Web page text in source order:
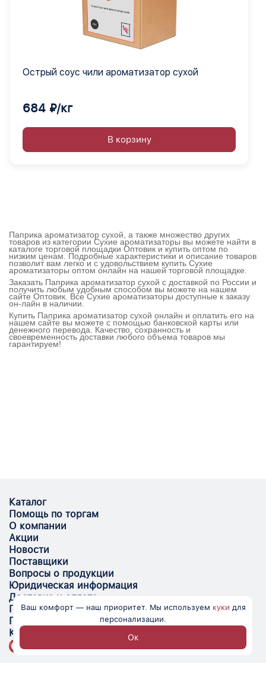
Острый соус чили ароматизатор сухой
684 ₽/кг
В корзину
Паприка ароматизатор сухой, а также множество других
товаров из категории Сухие ароматизаторы вы можете найти в
каталоге торговой площадки Оптовик и купить оптом по
низким ценам. Подробные характеристики и описание товаров
позволит вам легко и с удовольствием купить Сухие
ароматизаторы оптом онлайн на нашей торговой площадке.
Заказать Паприка ароматизатор сухой с доставкой по России и
получить любым удобным способом вы можете на нашем
сайте Оптовик. Все Сухие ароматизаторы доступные к заказу
он-лайн в наличии.
Купить Паприка ароматизатор сухой онлайн и оплатить его на
нашем сайте вы можете с помощью банковской карты или
денежного перевода. Качество, сохранность и
своевременность доставки любого объема товаров мы
гарантируем!
Каталог
Помощь по торгам
О компании
Акции
Новости
Поставщики
Вопросы о продукции
Юридическая информация
Доставка и оплата
Поставщикам
Помощь
Контакты
Ваш комфорт — наш приоритет. Мы используем куки для
персонализации.
Ок